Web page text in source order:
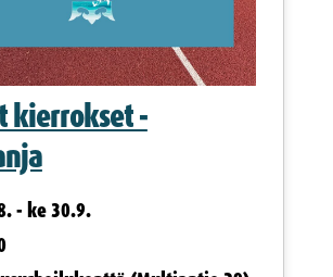
kierrokset -
- ke 30.9.